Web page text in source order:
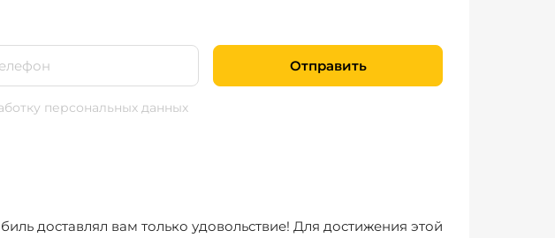
Отправить
персональных данных
доставлял вам только удовольствие! Для достижения этой